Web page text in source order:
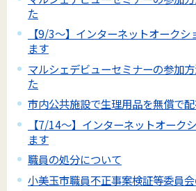
た
【9/3～】インターネットオーク
ます
マルシェデビューセミナーの参加
た
市内公共施設で生理用品を無償で
【7/14～】インターネットオーク
ます
職員の処分について
小美玉市職員不正事案検証等委員